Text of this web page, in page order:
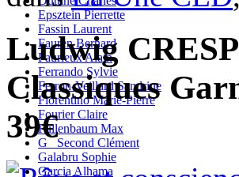
Epsztein Pierrette
Fassin Laurent
Fauren Bernard
Faurieux Alain
Ferrando Sylvie
Ferron-Veillard Sandrine
Fiorentino Marie-Pierre
Fourier Claire
Fullenbaum Max
G_ Second Clément
Galabru Sophie
Garcia Alhama
Ludwig
Classiques
39€